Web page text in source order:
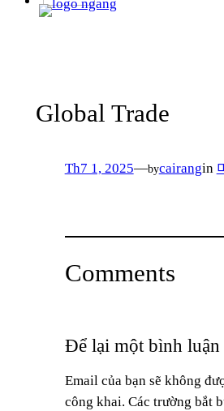
Global Trade
Th7 1, 2025—bycairangin
Comments
Để lại một bình luận
Email của bạn sẽ không
công khai. Các trường bắt